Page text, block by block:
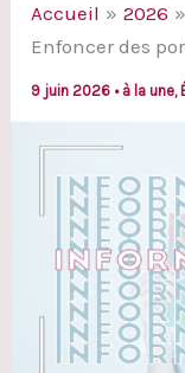
Accueil 2026
Enfoncer des
9 juin 2026 • à la une,